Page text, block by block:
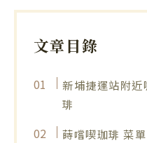
文章目錄
新埔捷運站附
琲
蒔嚐喫珈琲 菜單